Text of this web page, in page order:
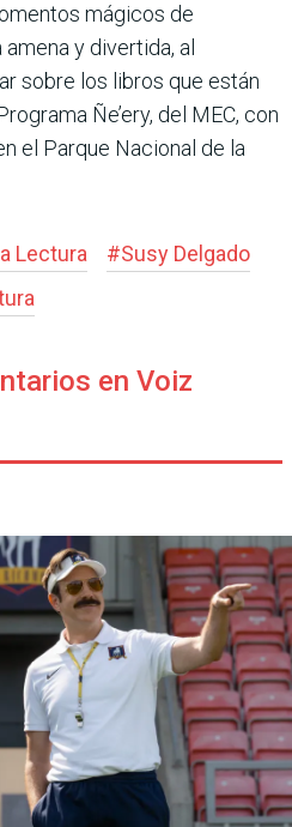
mágicos de
y divertida, al
sobre los libros que están
Ñe’ery, del MEC, con
el Parque Nacional de la
Lectura #Susy Delgado
en Voiz